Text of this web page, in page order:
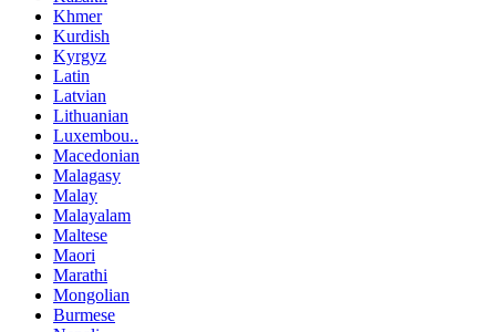
Khmer
Kurdish
Kyrgyz
Latin
Latvian
Lithuanian
Luxembou..
Macedonian
Malagasy
Malay
Malayalam
Maltese
Maori
Marathi
Mongolian
Burmese